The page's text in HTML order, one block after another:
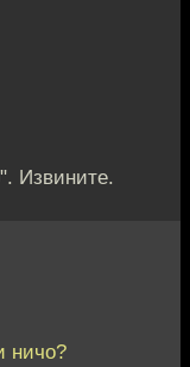
Извините.
ничо?